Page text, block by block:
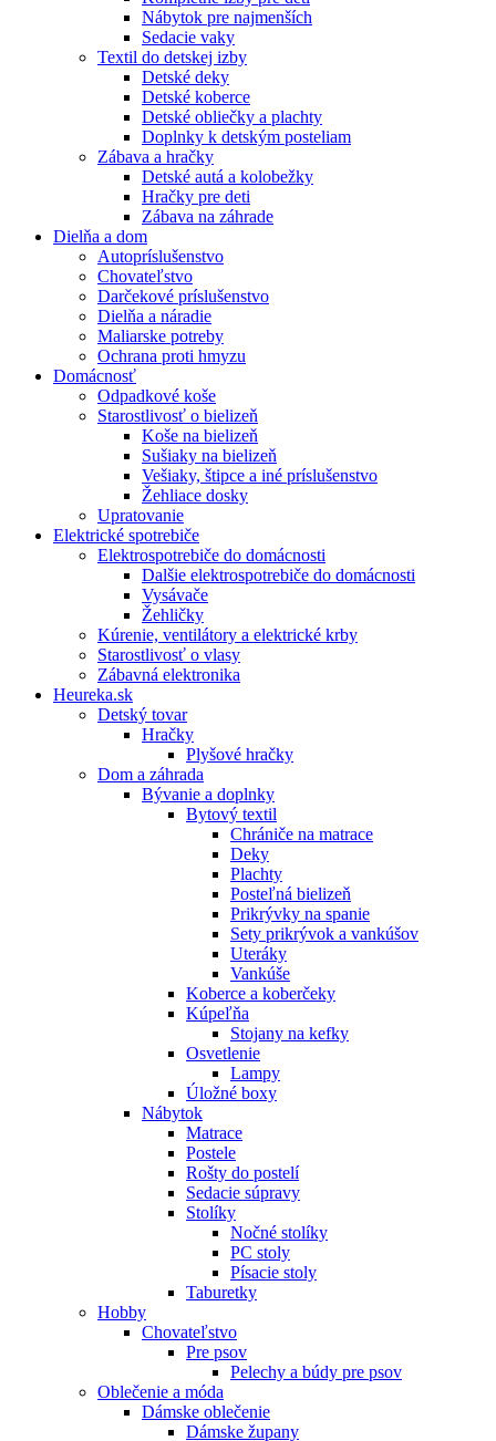
Nábytok pre najmenších
Sedacie vaky
Textil do detskej izby
Detské deky
Detské koberce
Detské obliečky a plachty
Doplnky k detským posteliam
Zábava a hračky
Detské autá a kolobežky
Hračky pre deti
Zábava na záhrade
Dielňa a dom
Autopríslušenstvo
Chovateľstvo
Darčekové príslušenstvo
Dielňa a náradie
Maliarske potreby
Ochrana proti hmyzu
Domácnosť
Odpadkové koše
Starostlivosť o bielizeň
Koše na bielizeň
Sušiaky na bielizeň
Vešiaky, štipce a iné príslušenstvo
Žehliace dosky
Upratovanie
Elektrické spotrebiče
Elektrospotrebiče do domácnosti
Dalšie elektrospotrebiče do domácnosti
Vysávače
Žehličky
Kúrenie, ventilátory a elektrické krby
Starostlivosť o vlasy
Zábavná elektronika
Heureka.sk
Detský tovar
Hračky
Plyšové hračky
Dom a záhrada
Bývanie a doplnky
Bytový textil
Chrániče na matrace
Deky
Plachty
Posteľná bielizeň
Prikrývky na spanie
Sety prikrývok a vankúšov
Uteráky
Vankúše
Koberce a koberčeky
Kúpeľňa
Stojany na kefky
Osvetlenie
Lampy
Úložné boxy
Nábytok
Matrace
Postele
Rošty do postelí
Sedacie súpravy
Stolíky
Nočné stolíky
PC stoly
Písacie stoly
Taburetky
Hobby
Chovateľstvo
Pre psov
Pelechy a búdy pre psov
Oblečenie a móda
Dámske oblečenie
Dámske župany